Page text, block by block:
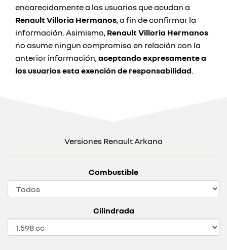
encarecidamente a los usuarios que acudan a
Renault Villoria Hermanos, a fin de confirmar la
información. Asimismo, Renault Villoria Hermanos
no asume ningun compromiso en relación con la
anterior información,aceptando expresamente a
los usuarios esta exención de responsabilidad.
Versiones Renault Arkana
Combustible
Cilindrada